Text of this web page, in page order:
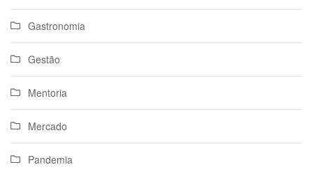
Gastronomia
Gestão
Mentoria
Mercado
Pandemia